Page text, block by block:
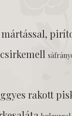
rakott